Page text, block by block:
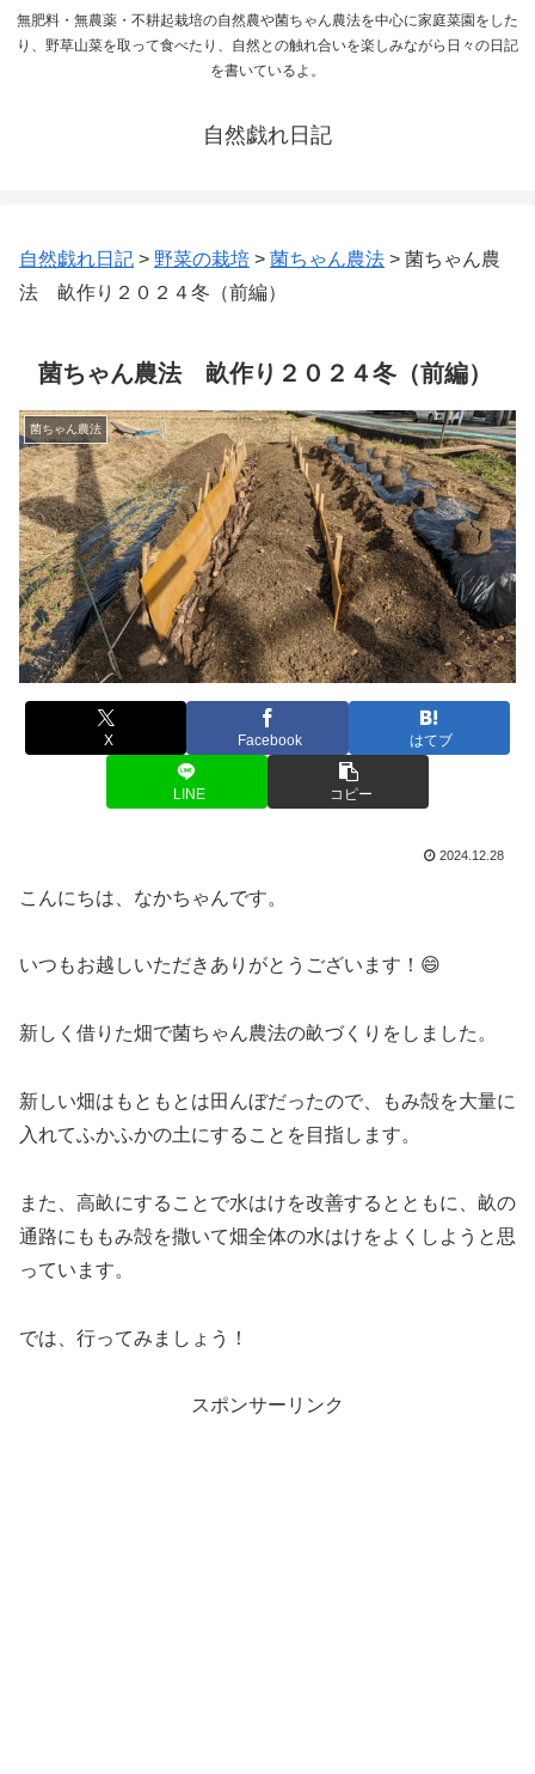
無肥料・無農薬・不耕起栽培の自然農や菌ちゃん農法を中心に家庭菜園をした
り、野草山菜を取って食べたり、自然との触れ合いを楽しみながら日々の日記
を書いているよ。
自然戯れ日記
自然戯れ日記 > 野菜の栽培 > 菌ちゃん農法 > 菌ちゃん農
法 畝作り２０２４冬（前編）
菌ちゃん農法 畝作り２０２４冬（前編）
菌ちゃん農法
X Facebook はてブ
LINE コピー
2024.12.28
こんにちは、なかちゃんです。
いつもお越しいただきありがとうございます！😄
新しく借りた畑で菌ちゃん農法の畝づくりをしました。
新しい畑はもともとは田んぼだったので、もみ殻を大量に
入れてふかふかの土にすることを目指します。
また、高畝にすることで水はけを改善するとともに、畝の
通路にももみ殻を撒いて畑全体の水はけをよくしようと思
っています。
では、行ってみましょう！
スポンサーリンク